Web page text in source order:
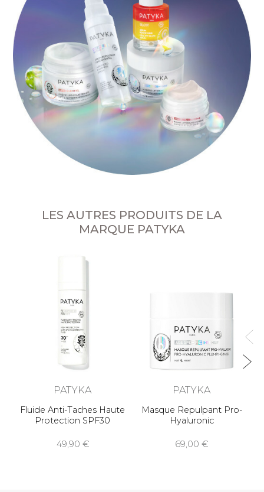
LES AUTRES PRODUITS DE LA
MARQUE PATYKA
PATYKA
Fluide Anti-Taches Haute
Protection SPF30
49,90
PATYKA
Masque Repulpant Pro-
Hyaluronic
69,00